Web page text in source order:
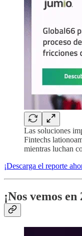
Las soluciones
Fintechs
mientras luchan
¡Descarga el reporte
¡Nos vemos en